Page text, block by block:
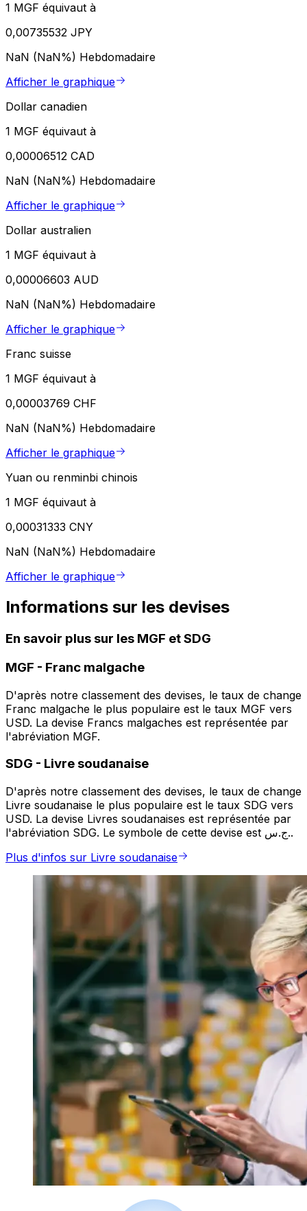
1 MGF équivaut à
0,00735532 JPY
NaN (NaN%) Hebdomadaire
Afficher le graphique
Dollar canadien
1 MGF équivaut à
0,00006512 CAD
NaN (NaN%) Hebdomadaire
Afficher le graphique
Dollar australien
1 MGF équivaut à
0,00006603 AUD
NaN (NaN%) Hebdomadaire
Afficher le graphique
Franc suisse
1 MGF équivaut à
0,00003769 CHF
NaN (NaN%) Hebdomadaire
Afficher le graphique
Yuan ou renminbi chinois
1 MGF équivaut à
0,00031333 CNY
NaN (NaN%) Hebdomadaire
Afficher le graphique
Informations sur les devises
En savoir plus sur les MGF et SDG
MGF - Franc malgache
D'après notre classement des devises, le taux de change
Franc malgache le plus populaire est le taux MGF vers
USD. La devise Francs malgaches est représentée par
l'abréviation MGF.
SDG - Livre soudanaise
D'après notre classement des devises, le taux de change
Livre soudanaise le plus populaire est le taux SDG vers
USD. La devise Livres soudanaises est représentée par
l'abréviation SDG. Le symbole de cette devise est ج.س..
Plus d'infos sur Livre soudanaise